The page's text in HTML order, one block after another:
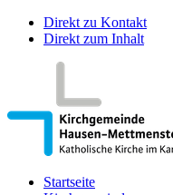
Direkt zu Kontakt
Direkt zum Inhalt
Startseite